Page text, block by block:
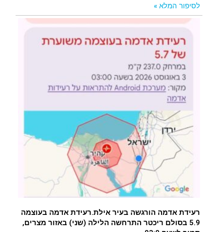
לסיפור המלא »
רעידת אדמה הורגשה בעיר אילת.רעידת אדמה בעוצמה
5.9 בסולם ריכטר התרחשה הלילה (שני) באזור מצרים,